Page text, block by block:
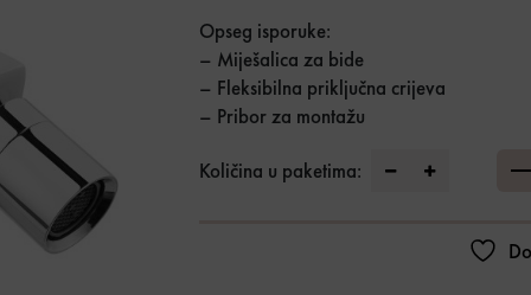
Opseg isporuke:
– Miješalica za bide
– Fleksibilna priključna crijeva
– Pribor za montažu
Količina u paketima: Invena